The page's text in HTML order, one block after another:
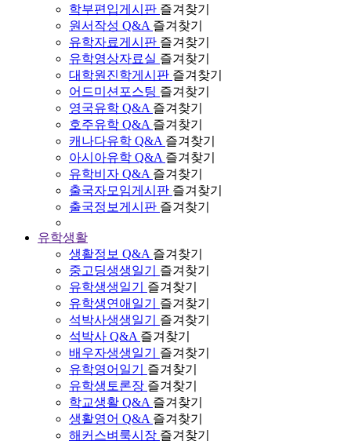
학부편입게시판 즐겨찾기
원서작성 Q&A 즐겨찾기
유학자료게시판 즐겨찾기
유학영상자료실 즐겨찾기
대학원진학게시판 즐겨찾기
어드미션포스팅 즐겨찾기
영국유학 Q&A 즐겨찾기
호주유학 Q&A 즐겨찾기
캐나다유학 Q&A 즐겨찾기
아시아유학 Q&A 즐겨찾기
유학비자 Q&A 즐겨찾기
출국자모임게시판 즐겨찾기
출국정보게시판 즐겨찾기
유학생활
생활정보 Q&A 즐겨찾기
중고딩생생일기
즐겨찾기
유학생생일기
즐겨찾기
유학생연애일기
즐겨찾기
석박사생생일기
즐겨찾기
석박사 Q&A 즐겨찾기
배우자생생일기
즐겨찾기
유학영어일기
즐겨찾기
유학생토론장 즐겨찾기
학교생활 Q&A 즐겨찾기
생활영어 Q&A 즐겨찾기
해커스벼룩시장 즐겨찾기